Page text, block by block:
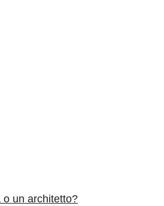
o un architetto?